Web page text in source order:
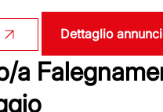
Dettaglio
a